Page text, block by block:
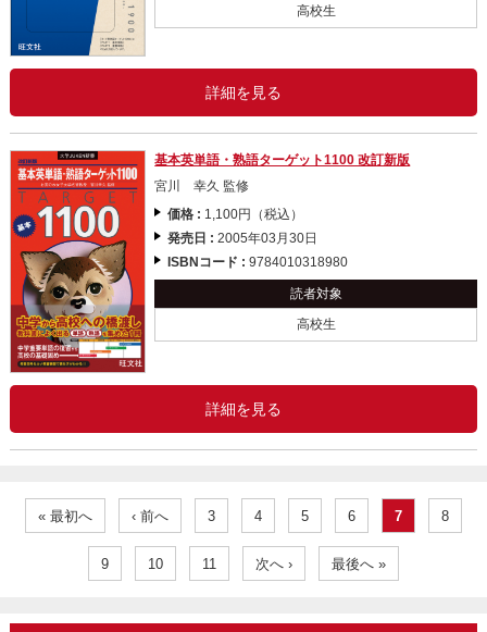
高校生
詳細を見る
基本英単語・熟語ターゲット1100 改訂新版
宮川 幸久 監修
価格 : 1,100円（税込）
発売日 :2005年03月30日
ISBNコード :9784010318980
読者対象
高校生
詳細を見る
« 最初へ ‹ 前へ 3 4 5 6 7 8
9 10 11 次へ › 最後へ »